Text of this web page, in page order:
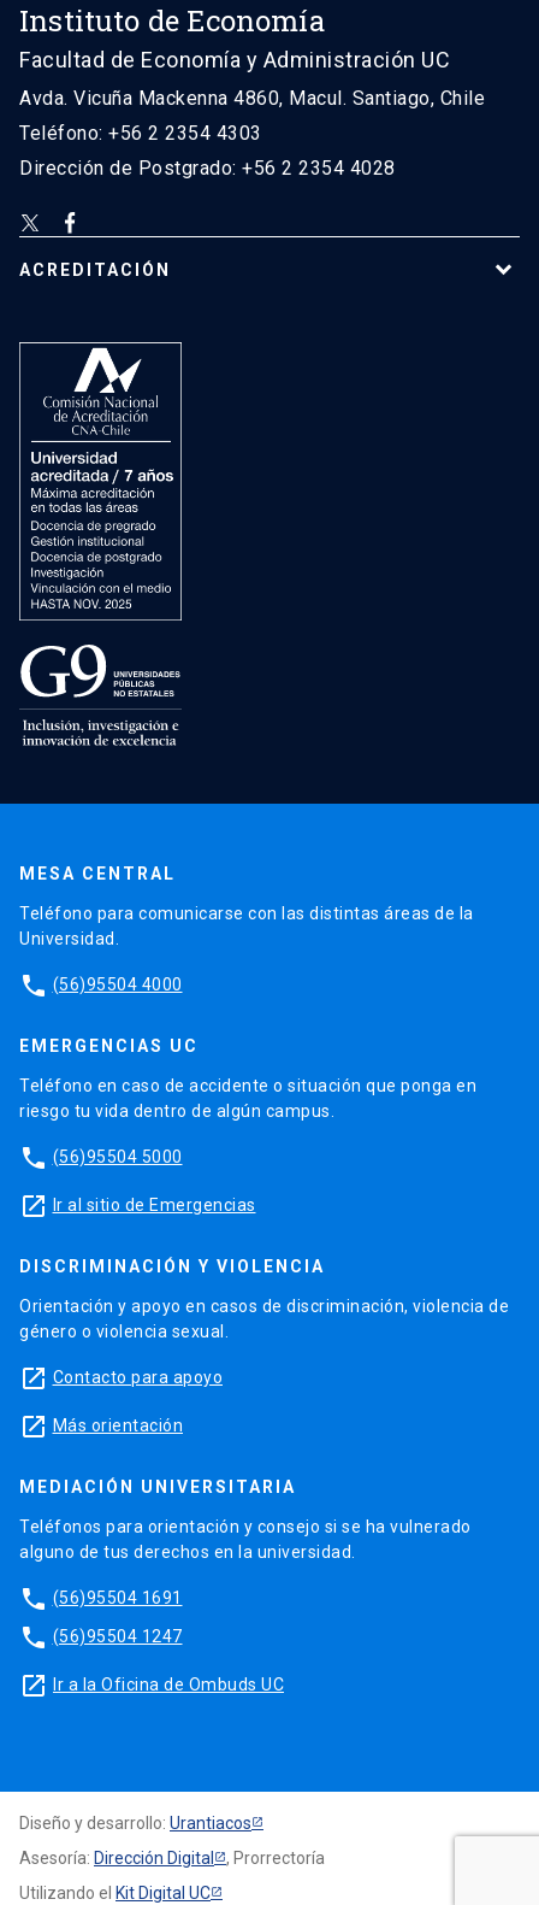
Instituto de Economía
Facultad de Economía y Administración UC
Avda. Vicuña Mackenna 4860, Macul. Santiago, Chile
Teléfono: +56 2 2354 4303
Dirección de Postgrado: +56 2 2354 4028
ACREDITACIÓN
MESA CENTRAL
Teléfono para comunicarse con las distintas áreas de la
Universidad.
phone (56)95504 4000
EMERGENCIAS UC
Teléfono en caso de accidente o situación que ponga en
riesgo tu vida dentro de algún campus.
phone (56)95504 5000
launch Ir al sitio de Emergencias
DISCRIMINACIÓN Y VIOLENCIA
Orientación y apoyo en casos de discriminación, violencia de
género o violencia sexual.
launch Contacto para apoyo
launch Más orientación
MEDIACIÓN UNIVERSITARIA
Teléfonos para orientación y consejo si se ha vulnerado
alguno de tus derechos en la universidad.
phone (56)95504 1691
phone (56)95504 1247
launch Ir a la Oficina de Ombuds UC
Diseño y desarrollo: Urantiacos
Asesoría: Dirección Digital
, Prorrectoría
Utilizando el Kit Digital UC